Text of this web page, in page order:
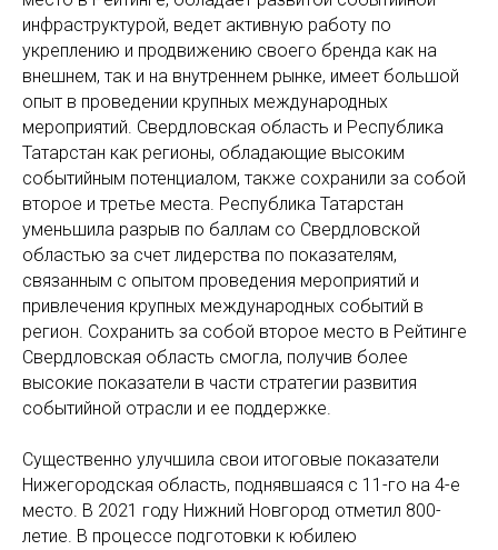
инфраструктурой, ведет активную работу по
укреплению и продвижению своего бренда как на
внешнем, так и на внутреннем рынке, имеет большой
опыт в проведении крупных международных
мероприятий. Свердловская область и Республика
Татарстан как регионы, обладающие высоким
событийным потенциалом, также сохранили за собой
второе и третье места. Республика Татарстан
уменьшила разрыв по баллам со Свердловской
областью за счет лидерства по показателям,
связанным с опытом проведения мероприятий и
привлечения крупных международных событий в
регион. Сохранить за собой второе место в Рейтинге
Свердловская область смогла, получив более
высокие показатели в части стратегии развития
событийной отрасли и ее поддержке.
Существенно улучшила свои итоговые показатели
Нижегородская область, поднявшаяся с 11-го на 4-е
место. В 2021 году Нижний Новгород отметил 800-
летие. В процессе подготовки к юбилею